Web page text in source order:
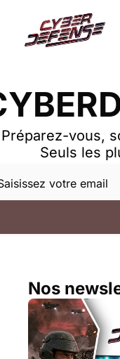
Préparez-vous,
Seuls les
Nos